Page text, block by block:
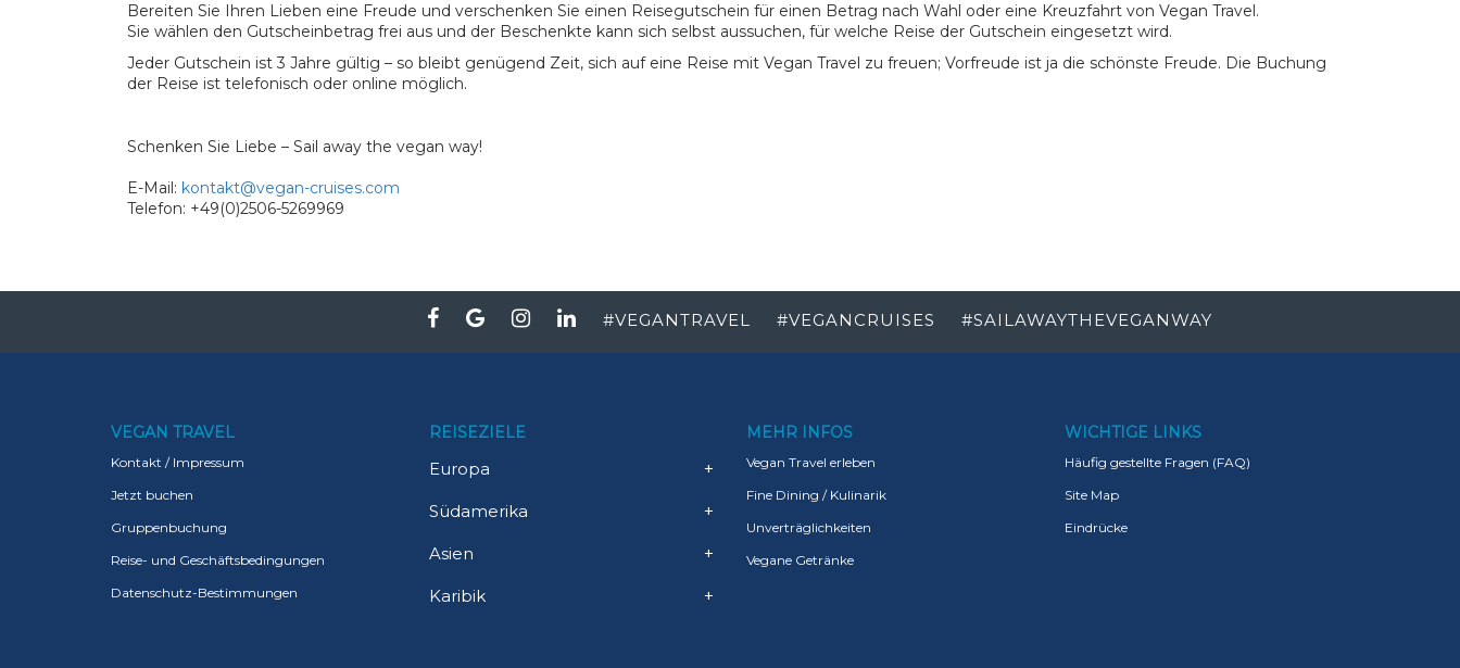
Bereiten Sie Ihren Lieben eine Freude und verschenken Sie einen Reisegutschein für einen Betrag nach Wahl oder eine Kreuzfahrt von Vegan Travel.
Sie wählen den Gutscheinbetrag frei aus und der Beschenkte kann sich selbst aussuchen, für welche Reise der Gutschein eingesetzt wird.
Jeder Gutschein ist 3 Jahre gültig – so bleibt genügend Zeit, sich auf eine Reise mit Vegan Travel zu freuen; Vorfreude ist ja die schönste Freude. Die Buchung
der Reise ist telefonisch oder online möglich.
Schenken Sie Liebe – Sail away the vegan way!
E-Mail: kontakt@vegan-cruises.com
Telefon: +49(0)2506-5269969
#VEGANTRAVEL #VEGANCRUISES #SAILAWAYTHEVEGANWAY
VEGAN TRAVEL
Kontakt / Impressum
Jetzt buchen
Gruppenbuchung
Reise- und Geschäftsbedingungen
Datenschutz-Bestimmungen
REISEZIELE
Europa +
Südamerika +
Asien +
Karibik +
MEHR INFOS
Vegan Travel erleben
Fine Dining / Kulinarik
Unverträglichkeiten
Vegane Getränke
WICHTIGE LINKS
Häufig gestellte Fragen (FAQ)
Site Map
Eindrücke